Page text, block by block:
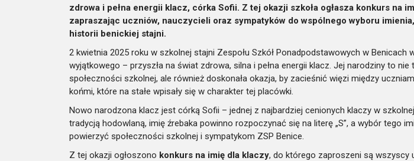
zdrowa i pełna energii klacz, córka Sofii. Z tej okazji szkoła ogłasza konkurs na
zapraszając uczniów, nauczycieli oraz sympatyków do wspólnego wyboru
historii benickiej stajni.
2 kwietnia 2025 roku w szkolnej stajni Zespołu Szkół Ponadpodstawowych w Benicach
wyjątkowego – przyszła na świat zdrowa, silna i pełna energii klacz. Jej narodziny to nie
społeczności szkolnej, ale również doskonała okazja, by zacieśnić więzi między
końmi, które na stałe wpisały się w charakter tej placówki.
Nowo narodzona klacz jest córką Sofii – jednej z najbardziej cenionych klaczy w
tradycją hodowlaną, imię źrebaka powinno rozpoczynać się na literę „S”, a wybór tego
powierzyć społeczności szkolnej i sympatykom ZSP Benice.
Z tej okazji ogłoszono konkurs na imię dla klaczy, do którego zaproszeni są wszyscy